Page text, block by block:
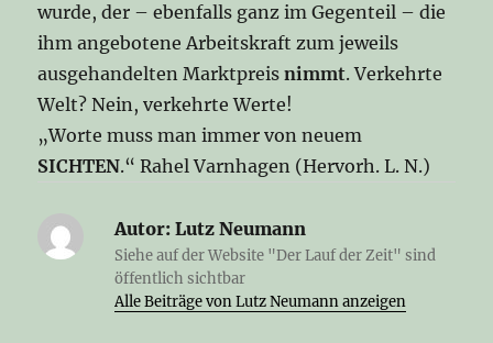
wurde, der – ebenfalls ganz im Gegenteil – die
ihm angebotene Arbeitskraft zum jeweils
ausgehandelten Marktpreisnimmt. Verkehrte
Welt? Nein, verkehrte Werte!
„Worte muss man immer von neuem
SICHTEN.“ Rahel Varnhagen (Hervorh. L. N.)
Autor: Lutz Neumann
Siehe auf der Website "Der Lauf der Zeit" sind
öffentlich sichtbar
Alle Beiträge von Lutz Neumann anzeigen